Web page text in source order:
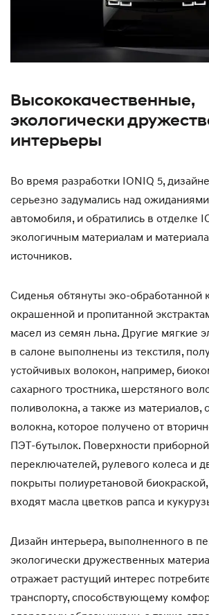
Высококачественные,
экологически
интерьеры
Во время разработки IONIQ 5,
серьезно задумались над
автомобиля, и обратились в отделке
экологичным материалам и
источников.
Сиденья обтянуты эко-обработанной
окрашенной и пропитанной
масел из семян льна. Другие мягкие
в салоне выполнены из текстиля,
устойчивых волокон, например,
сахарного тростника, шерстяного
поливолокна, а также из материалов,
волокна, которое получено от
ПЭТ-бутылок. Поверхности
переключателей, рулевого колеса и
покрыты полиуретановой
входят масла цветков рапса и
Дизайн интерьера, выполненного в
экологически дружественных
отражает растущий интерес
транспорту, способствующему